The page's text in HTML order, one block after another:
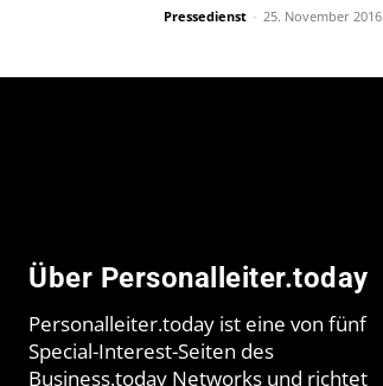
Pressedienst - 25. November 2016
Über Personalleiter.today
Personalleiter.today ist eine von fünf
Special-Interest-Seiten des
Business.today Networks und richtet